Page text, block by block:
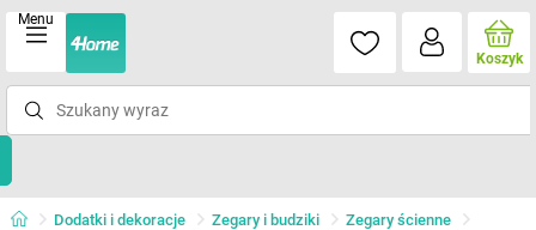
Menu
Koszyk
Dodatki i dekoracje Zegary i budziki Zegary ścienne